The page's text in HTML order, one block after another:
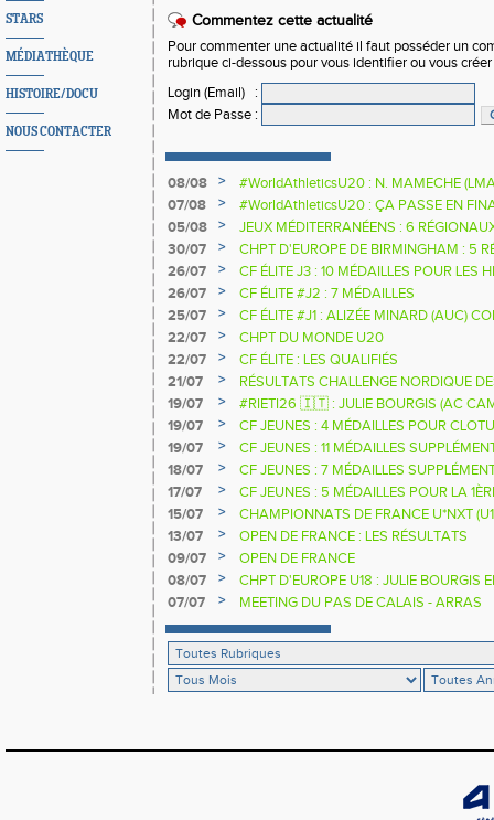
STARS
MÉDIATHÈQUE
HISTOIRE/DOCU
NOUS CONTACTER
Commentez cette actualité
Pour commenter une actualité il faut posséder un
rubrique ci-dessous pour vous identifier ou vous
Login (Email)
:
Mot de Passe :
08/08 >
#WorldAthleticsU20 : N. MAMECHE
07/08
>
#WorldAthleticsU20 : ÇA PASSE EN
SAUTEURS
05/08 >
JEUX MÉDITERRANÉENS : 6
30/07
>
CHPT D'EUROPE DE BIRMINGHAM : 5
26/07
>
CF ÉLITE J3 : 10 MÉDAILLES POUR LES
26/07
>
CF ÉLITE #J2 : 7 MÉDAILLES
25/07
>
CF ÉLITE #J1 : ALIZÉE MINARD (AUC)
NATIONALE
22/07 >
CHPT DU MONDE U20
22/07
>
CF ÉLITE : LES QUALIFIÉS
21/07
>
RÉSULTATS CHALLENGE NORDIQUE
2025 2026
19/07 >
#RIETI26 🇮🇹 : JULIE BOURGIS (AC
D'EUROPE U18 DE LA PERCHE
19/07 >
CF JEUNES : 4 MÉDAILLES POUR
19/07
>
CF JEUNES : 11 MÉDAILLES
18/07
>
CF JEUNES : 7 MÉDAILLES
17/07
>
CF JEUNES : 5 MÉDAILLES POUR LA
15/07
>
CHAMPIONNATS DE FRANCE U*NXT
13/07
>
OPEN DE FRANCE : LES RÉSULTATS
09/07
>
OPEN DE FRANCE
08/07
>
CHPT D'EUROPE U18 : JULIE BOURGIS
07/07
> MEETING DU PAS DE CALAIS - ARRAS